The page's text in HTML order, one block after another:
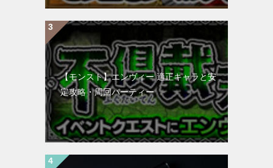
【モンスト】エンヴィー 適正キャラと安
定攻略・周回パーティー